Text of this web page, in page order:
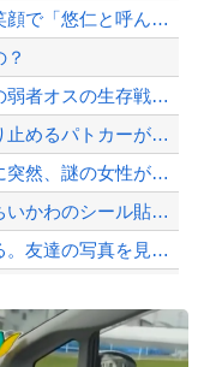
熊本避難所で大工が手伝おうとしたら「勝手な事するな」と行政側に止められた！との証...
【配信者】「金バエ」のSNS更新が1週間途絶え、様々な憶測が飛び交う。1週間ぶり...
【緊急速報】NYで警官が黒人男性の首を絞め、暴動第二波不可避へ
Powered by livedoor 相互RSS
悠仁様、友達とテントを設営し笑顔で「悠仁と呼んで」ｗｗｗｗｗｗｗｗ
【ジェンダーレス男子】自然界の弱者オスの生存戦略がこちらです‥‥
【動画】バイクの少年を無理やり止めるパトカーが怖いｗｗｗｗ
ゴールデンボンバーのライブ中に突然、謎の女性がカンペを持って、ステージ上に乱入！...
【画像】転売屋の娘「ママー！ちいかわのシール貼ったよー！」親「！！！！！！」
彼氏が私の友達を勝手に評価する。友達の写真を見せたら「この子はモテそう」「この子...
大男「1回戦の相手はこのｶﾞｷか？楽勝だな」少年剣士「…ふんっ、あまり調子に乗ら...